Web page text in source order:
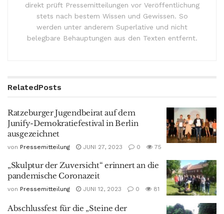
direkt prüft Pressemitteilungen vor Veröffentlichung
stets nach bestem Wissen und Gewissen. So
werden unter anderem Superlative und nicht
belegbare Behauptungen aus den Texten entfernt.
RelatedPosts
Ratzeburger Jugendbeirat auf dem
Junify-Demokratiefestival in Berlin
ausgezeichnet
von Pressemitteilung JUNI 27, 2023 0 75
„Skulptur der Zuversicht“ erinnert an die
pandemische Coronazeit
von Pressemitteilung JUNI 12, 2023 0 81
Abschlussfest für die „Steine der